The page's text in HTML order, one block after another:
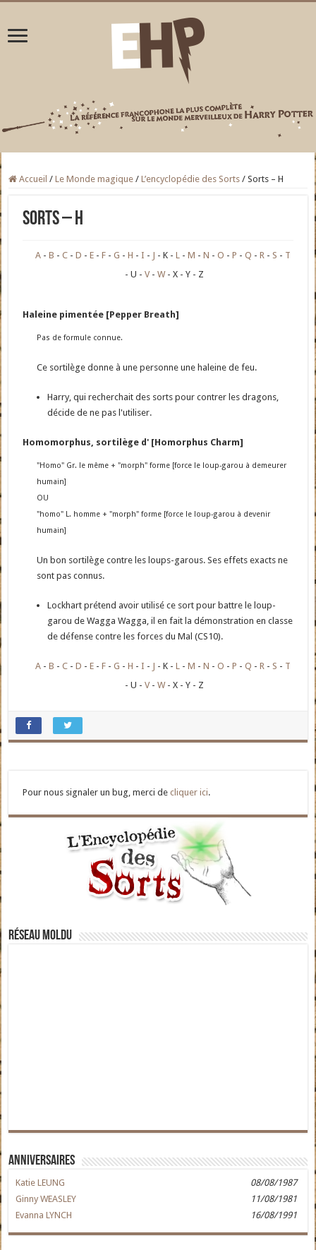
Accueil / Le Monde magique / L’encyclopédie des Sorts / Sorts – H
Sorts – H
A B C D E F G H I J K L M N O P Q R S
T
U
V W X Y Z
Haleine pimentée [Pepper Breath]
Pas de formule connue.
Ce sortilège donne à une personne une haleine de feu.
Harry, qui recherchait des sorts pour contrer les dragons,
décide de ne pas l'utiliser.
Homomorphus, sortilège d' [Homorphus Charm]
"Homo" Gr. le même + "morph" forme [force le loup-garou à demeurer
humain]
OU
"homo" L. homme + "morph" forme [force le loup-garou à devenir
humain]
Un bon sortilège contre les loups-garous. Ses effets exacts ne
sont pas connus.
Lockhart prétend avoir utilisé ce sort pour battre le loup-
garou de Wagga Wagga, il en fait la démonstration en classe
de défense contre les forces du Mal (CS10).
A B C D E F G H I J K L M N O P Q R S
T
U
V W X Y Z
Pour nous signaler un bug, merci decliquer ici.
Réseau moldu
Anniversaires
Katie LEUNG
08/08/1987
Ginny WEASLEY
11/08/1981
Evanna LYNCH
16/08/1991